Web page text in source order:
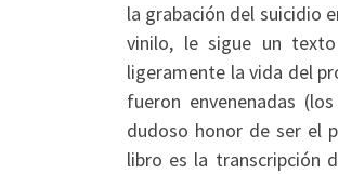
la grabación del suicidio
vinilo, le sigue un
ligeramente la vida del
fueron envenenadas
dudoso honor de ser el
libro es la transcripción